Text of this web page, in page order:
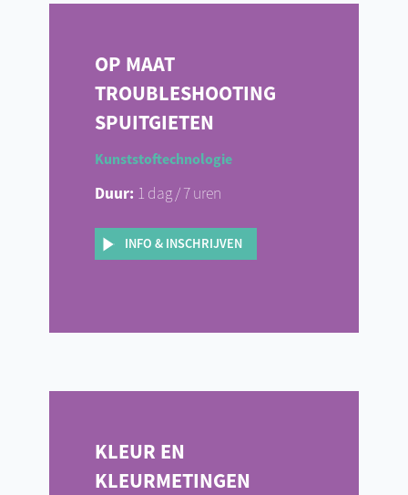
OP MAAT
TROUBLESHOOTING
SPUITGIETEN
Kunststoftechnologie
Duur: 1 dag / 7 uren
INFO & INSCHRIJVEN
KLEUR EN
KLEURMETINGEN